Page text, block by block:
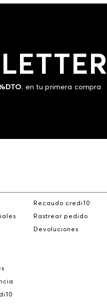
. en tu primera compra
Recaudo credi10
Rastrear pedido
Devoluciones